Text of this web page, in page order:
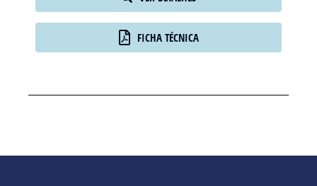
FICHA TÉCNICA